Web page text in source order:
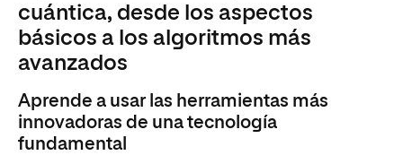
cuántica, desde los aspectos
básicos a los algoritmos más
avanzados
Aprende a usar las herramientas más
innovadoras de una tecnología
fundamental